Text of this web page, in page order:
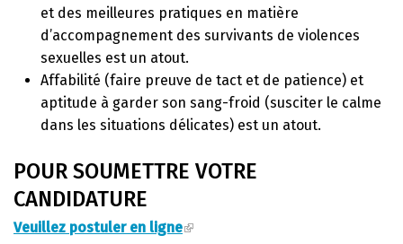
et des meilleures pratiques en matière
d’accompagnement des survivants de violences
sexuelles est un atout.
Affabilité (faire preuve de tact et de patience) et
aptitude à garder son sang-froid (susciter le calme
dans les situations délicates) est un atout.
POUR SOUMETTRE VOTRE
CANDIDATURE
Veuillez postuler en ligne